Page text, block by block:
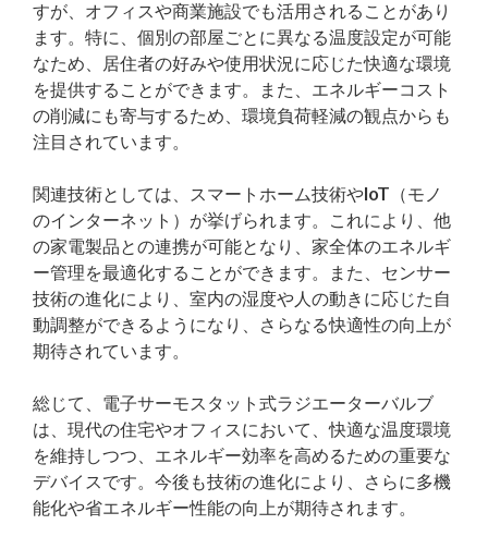
すが、オフィスや商業施設でも活用されることがあり
ます。特に、個別の部屋ごとに異なる温度設定が可能
なため、居住者の好みや使用状況に応じた快適な環境
を提供することができます。また、エネルギーコスト
の削減にも寄与するため、環境負荷軽減の観点からも
注目されています。
関連技術としては、スマートホーム技術やIoT（モノ
のインターネット）が挙げられます。これにより、他
の家電製品との連携が可能となり、家全体のエネルギ
ー管理を最適化することができます。また、センサー
技術の進化により、室内の湿度や人の動きに応じた自
動調整ができるようになり、さらなる快適性の向上が
期待されています。
総じて、電子サーモスタット式ラジエーターバルブ
は、現代の住宅やオフィスにおいて、快適な温度環境
を維持しつつ、エネルギー効率を高めるための重要な
デバイスです。今後も技術の進化により、さらに多機
能化や省エネルギー性能の向上が期待されます。